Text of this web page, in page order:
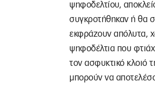
ψηφοδελτίου,
συγκροτήθηκαν ή θα
εκφράζουν απόλυτα,
ψηφοδέλτια που
τον ασφυκτικό κλοιό
μπορούν να